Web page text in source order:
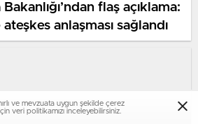
flaş açıklama:
anlaşması sağlandı
ve mevzuata uygun şekilde çerez
veri politikamızı inceleyebilirsiniz.